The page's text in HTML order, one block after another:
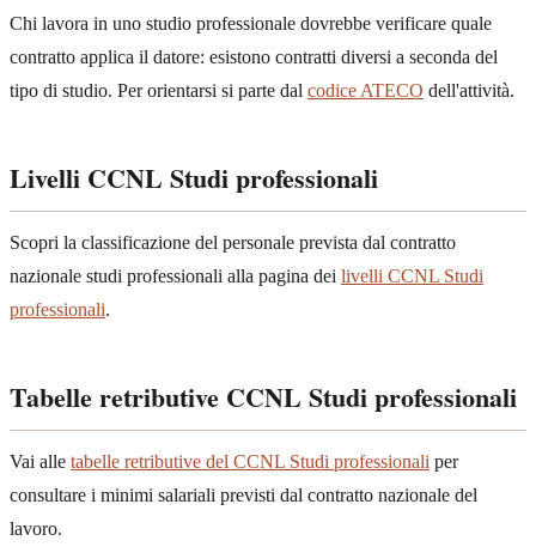
Chi lavora in uno studio professionale dovrebbe verificare quale
contratto applica il datore: esistono contratti diversi a seconda del
tipo di studio. Per orientarsi si parte dal codice ATECO dell'attività.
Livelli CCNL Studi professionali
Scopri la classificazione del personale prevista dal contratto
nazionale studi professionali alla pagina dei livelli CCNL Studi
professionali.
Tabelle retributive CCNL Studi professionali
Vai alle tabelle retributive del CCNL Studi professionali per
consultare i minimi salariali previsti dal contratto nazionale del
lavoro.